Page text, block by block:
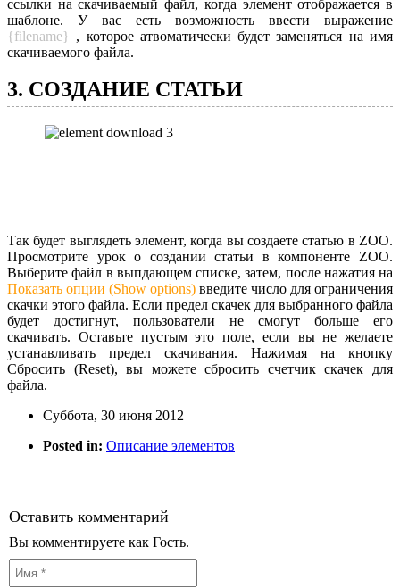
ссылки на скачиваемый файл, когда элемент отображается в
шаблоне. У вас есть возможность ввести выражение
{filename} , которое атвоматически будет заменяться на имя
скачиваемого файла.
3. СОЗДАНИЕ СТАТЬИ
Так будет выглядеть элемент, когда вы создаете статью в ZOO.
Просмотрите урок о создании статьи в компоненте ZOO.
Выберите файл в выпдающем списке, затем, после нажатия на
Показать опции (Show options) введите число для ограничения
скачки этого файла. Если предел скачек для выбранного файла
будет достигнут, пользователи не смогут больше его
скачивать. Оставьте пустым это поле, если вы не желаете
устанавливать предел скачивания. Нажимая на кнопку
Сбросить (Reset), вы можете сбросить счетчик скачек для
файла.
Суббота, 30 июня 2012
Posted in: Описание элементов
Оставить комментарий
Вы комментируете как Гость.